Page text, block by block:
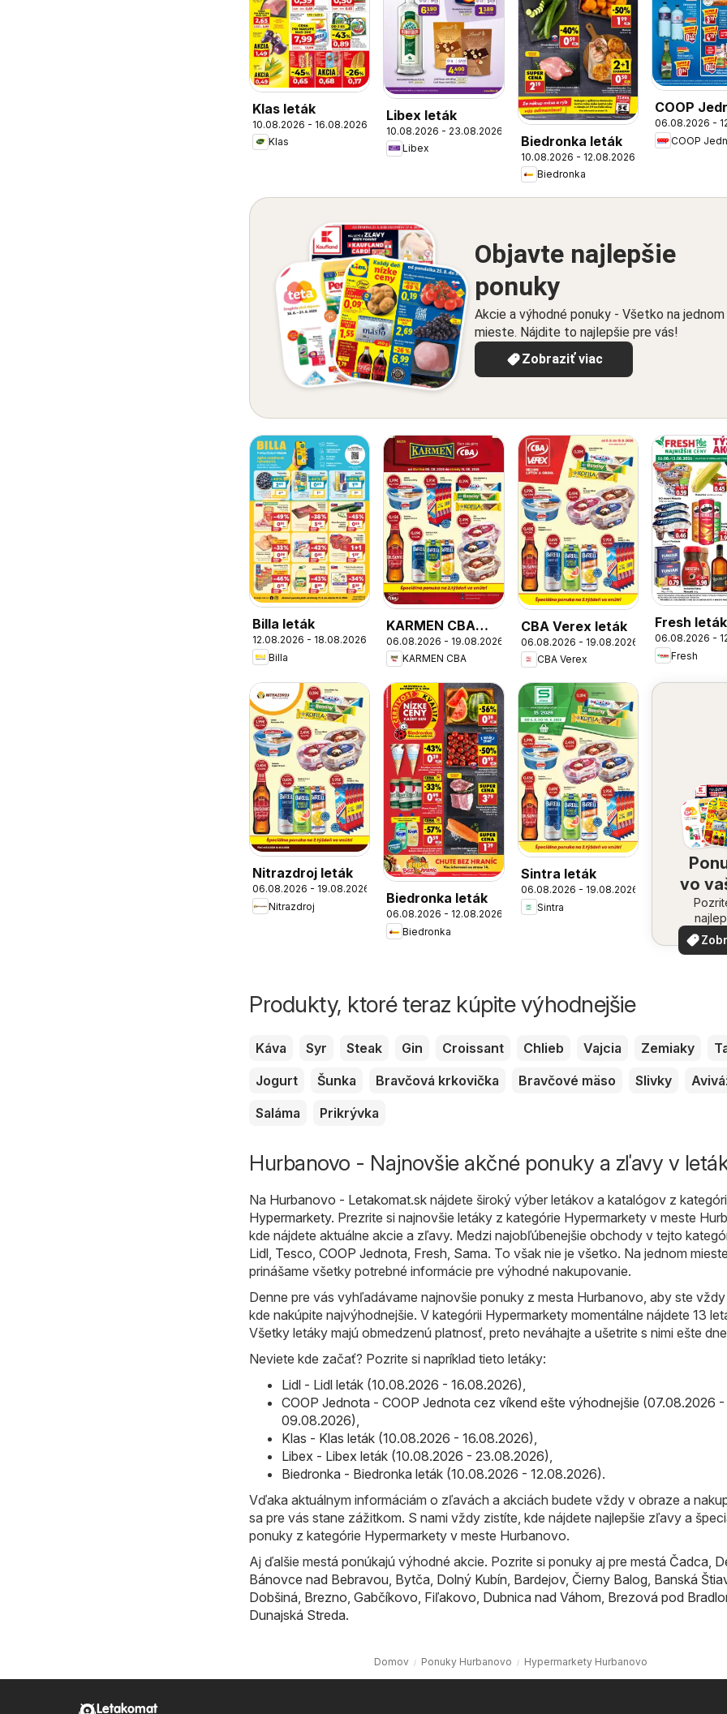
Klas leták
10.08.2026 - 16.08.2026
Klas
Libex leták
10.08.2026 - 23.08.2026
Libex
Biedronka leták
10.08.2026 - 12.08.2026
Biedronka
COOP
leták
06.08.2026 -
COOP
Objavte najlepšie
ponuky
Akcie a výhodné ponuky - Všetko na jednom
mieste. Nájdite to najlepšie pre vás!
Zobraziť viac
Billa leták
12.08.2026 - 18.08.2026
Billa
KARMEN CBA
leták
06.08.2026 - 19.08.2026
KARMEN CBA
CBA Verex leták
06.08.2026 - 19.08.2026
CBA Verex
Fresh leták
06.08.2026 -
Fresh
Nitrazdroj leták
06.08.2026 - 19.08.2026
Nitrazdroj
Biedronka leták
06.08.2026 - 12.08.2026
Biedronka
Sintra leták
06.08.2026 - 19.08.2026
Sintra
vo
vašom
viac
Produkty, ktoré teraz kúpite výhodnejšie
Káva Syr Steak Gin Croissant Chlieb Vajcia Zemiaky
Jogurt
Šunka Bravčová krkovička Bravčové mäso Slivky
Saláma
Prikrývka
Hurbanovo - Najnovšie akčné ponuky a zľavy v
Na Hurbanovo - Letakomat.sk nájdete široký výber letákov a katalógov z
Hypermarkety. Prezrite si najnovšie letáky z kategórie Hypermarkety v meste
kde nájdete aktuálne akcie a zľavy. Medzi najobľúbenejšie obchody v tejto
Lidl, Tesco, COOP Jednota, Fresh, Sama. To však nie je všetko. Na jednom
prinášame všetky potrebné informácie pre výhodné nakupovanie.
Denne pre vás vyhľadávame najnovšie ponuky z mesta Hurbanovo, aby ste vždy
kde nakúpite najvýhodnejšie. V kategórii Hypermarkety momentálne nájdete 13
Všetky letáky majú obmedzenú platnosť, preto neváhajte a ušetrite s nimi ešte
Neviete kde začať? Pozrite si napríklad tieto letáky:
Lidl - Lidl leták (10.08.2026 - 16.08.2026),
COOP Jednota - COOP Jednota cez víkend ešte výhodnejšie (07.08.2026 -
09.08.2026),
Klas - Klas leták (10.08.2026 - 16.08.2026),
Libex - Libex leták (10.08.2026 - 23.08.2026),
Biedronka - Biedronka leták (10.08.2026 - 12.08.2026).
Vďaka aktuálnym informáciám o zľavách a akciách budete vždy v obraze a
sa pre vás stane zážitkom. S nami vždy zistíte, kde nájdete najlepšie zľavy a
ponuky z kategórie Hypermarkety v meste Hurbanovo.
Aj ďalšie mestá ponúkajú výhodné akcie. Pozrite si ponuky aj pre mestá Čadca,
Bánovce nad Bebravou, Bytča, Dolný Kubín, Bardejov, Čierny Balog, Banská
Dobšiná, Brezno, Gabčíkovo, Fiľakovo, Dubnica nad Váhom, Brezová pod
Dunajská Streda.
Domov Ponuky Hurbanovo Hypermarkety Hurbanovo
Letakomat